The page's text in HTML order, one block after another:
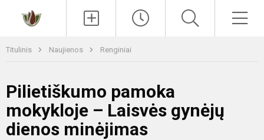
Titulinis Naujienos Renginiai
Pilietiškumo pamoka
mokykloje – Laisvės gynėjų
dienos minėjimas